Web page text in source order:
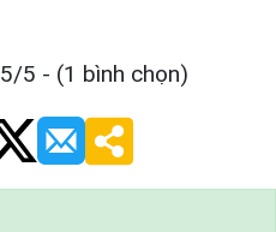
5/5 - (1 bình chọn)